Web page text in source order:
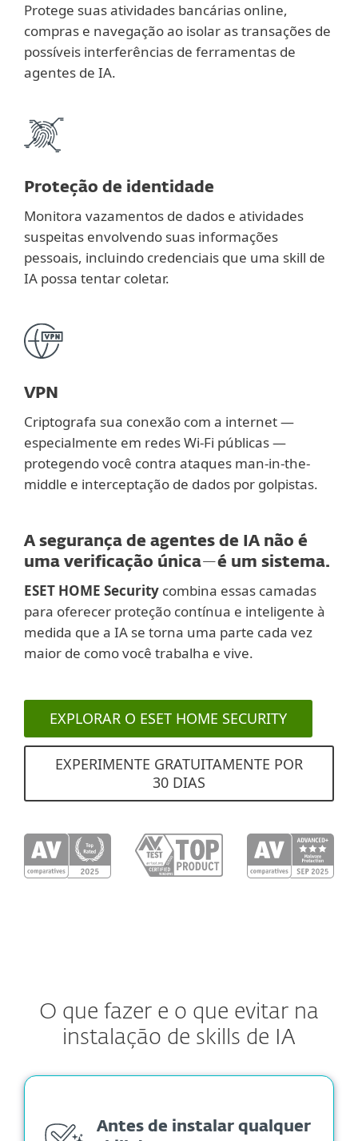
Protege suas atividades bancárias online,
compras e navegação ao isolar as transações de
possíveis interferências de ferramentas de
agentes de IA.
Proteção de identidade
Monitora vazamentos de dados e atividades
suspeitas envolvendo suas informações
pessoais, incluindo credenciais que uma skill de
IA possa tentar coletar.
VPN
Criptografa sua conexão com a internet —
especialmente em redes Wi-Fi públicas —
protegendo você contra ataques man-in-the-
middle e interceptação de dados por golpistas.
A segurança de agentes de IA não é
uma verificação única—é um sistema.
ESET HOME Security combina essas camadas
para oferecer proteção contínua e inteligente à
medida que a IA se torna uma parte cada vez
maior de como você trabalha e vive.
EXPLORAR O ESET HOME SECURITY
EXPERIMENTE GRATUITAMENTE POR
30 DIAS
O que fazer e o que evitar na
instalação de skills de IA
Antes de instalar qualquer